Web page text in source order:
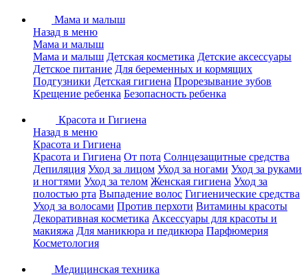
Мама и малыш
Назад в меню
Мама и малыш
Мама и малыш Детская косметика Детские аксессуары
Детское питание Для беременных и кормящих
Подгузники Детская гигиена Прорезывание зубов
Крещение ребенка Безопасность ребенка
Красота и Гигиена
Назад в меню
Красота и Гигиена
Красота и Гигиена От пота Солнцезащитные средства
Депиляция Уход за лицом Уход за ногами Уход за руками
и ногтями Уход за телом Женская гигиена Уход за
полостью рта Выпадение волос Гигиенические средства
Уход за волосами Против перхоти Витамины красоты
Декоративная косметика Аксессуары для красоты и
макияжа Для маникюра и педикюра Парфюмерия
Косметология
Медицинская техника